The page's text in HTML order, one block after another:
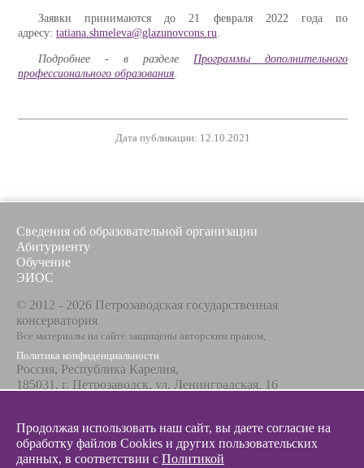
Заявки принимаются до 21 февраля 2022 года по
адресу: tatiana.shmeleva@glazunovcons.ru.
Подробнее - в разделе Программы дополнительного
профессионального образования.
Дата публикации: 12.10.2021
Сведения об образовательной организации
Абитуриенту
Обучение
ЭИОС
© 2012 - 2026 Петрозаводская государственная
консерватория
Все материалы на сайте защищены авторским правом,
Политика конфиденциальности
Россия, Республика Карелия,
185031, г. Петрозаводск, ул. Ленинградская, 16
+7 8142 67-23-67
Эл. почта
info@glazunovcons.ru
Продолжая использовать наш сайт, вы даете согласие на
обработку файлов Cookies и других пользовательских
данных, в соответствии с Политикой